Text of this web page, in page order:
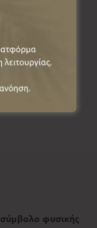
φυσικής